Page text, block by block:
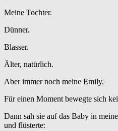
Meine Tochter.
Dünner.
Blasser.
Älter, natürlich.
Aber immer noch meine Emily.
Für einen Moment bewegte sich
Dann sah sie auf das Baby in
und flüsterte: